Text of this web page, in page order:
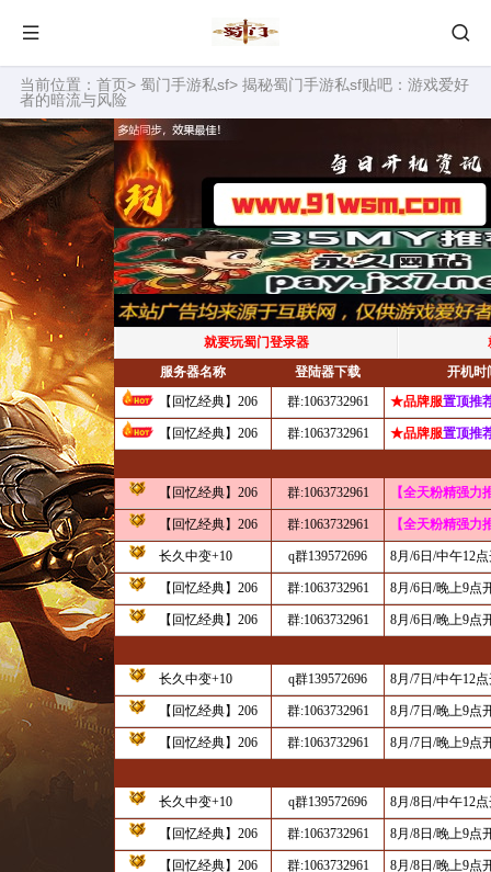
当前位置： 首页> 蜀门手游私sf> 揭秘蜀门手游私sf贴吧：游戏爱好
者的暗流与风险